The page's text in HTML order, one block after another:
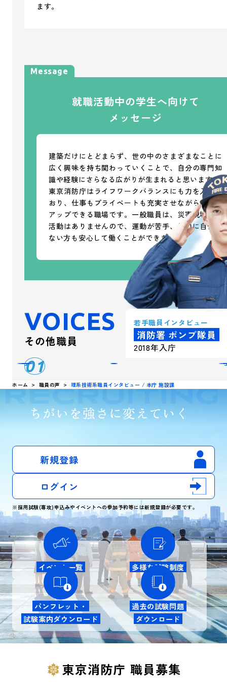
ます。
Message
就職活動中の学生へ向けて
メッセージ
建築だけにとどまらず、世の中のさまざまなことに
広く興味を持ち関わっていくことで、自分の専門知
識や経験にさらなる広がりが生まれると思います。
東京消防庁はライフワークバランスにも力を入れて
おり、仕事もプライベートも充実させながらスキル
アップできる職場です。一般職員は、災害現場での
活動はありませんので、運動が苦手、体力に自信が
ない方も安心して働くことができます。
VOICES
その他職員
01
若手職員 インタビュー
消防署 ポンプ隊員
2018年入庁
ホーム 職員の声 理系技術系職員インタビュー / 本庁 施設課
新規登録
ログイン
※採用試験(専攻)申込みやイベントへの参加予約等には新規登録が必要です。
イベント一覧 多様な試験制度
パンフレット・
試験案内ダウンロード
過去の試験問題
ダウンロード
東京消防庁 職員募集